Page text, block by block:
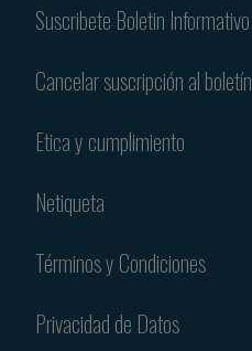
Suscribete Boletin Informativo
Cancelar suscripción al boletín
Etica y cumplimiento
Netiqueta
Términos y Condiciones
Privacidad de Datos